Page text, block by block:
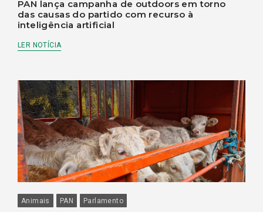
PAN lança campanha de outdoors em torno
das causas do partido com recurso à
inteligência artificial
LER NOTÍCIA
Animais PAN Parlamento